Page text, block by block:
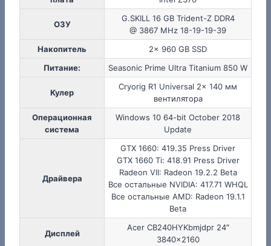
ОЗУ
G.SKILL 16 GB Trident-Z DDR4
@ 3867 MHz 18-19-19-39
Накопитель
2x 960 GB SSD
Питание:
Seasonic Prime Ultra Titanium 850 W
Кулер
Cryorig R1 Universal 2x 140 мм
вентилятора
Операционная
система
Windows 10 64-bit October 2018
Update
Драйвера
GTX 1660: 419.35 Press Driver
GTX 1660 Ti: 418.91 Press Driver
Radeon VII: Radeon 19.2.2 Beta
Все остальные NVIDIA: 417.71 WHQL
Все остальные AMD: Radeon 19.1.1
Beta
Дисплей
Acer CB240HYKbmjdpr 24″
3840×2160